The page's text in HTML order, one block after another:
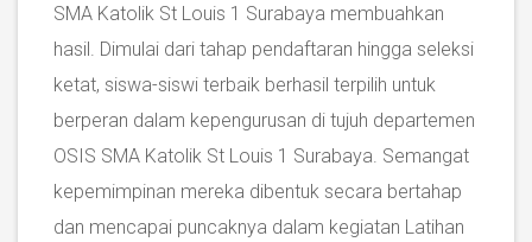
SMA Katolik St Louis 1 Surabaya membuahkan
hasil. Dimulai dari tahap pendaftaran hingga seleksi
ketat, siswa-siswi terbaik berhasil terpilih untuk
berperan dalam kepengurusan di tujuh departemen
OSIS SMA Katolik St Louis 1 Surabaya. Semangat
kepemimpinan mereka dibentuk secara bertahap
dan mencapai puncaknya dalam kegiatan Latihan